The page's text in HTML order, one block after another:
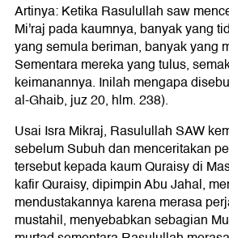
Artinya: Ketika Rasulullah saw
Mi'raj pada kaumnya, banyak yang
yang semula beriman, banyak yang
Sementara mereka yang tulus,
keimanannya. Inilah mengapa
al-Ghaib, juz 20, hlm. 238).
Usai Isra Mikraj, Rasulullah SAW
sebelum Subuh dan menceritakan
tersebut kepada kaum Quraisy di
kafir Quraisy, dipimpin Abu Jahal,
mendustakannya karena merasa
mustahil, menyebabkan sebagian